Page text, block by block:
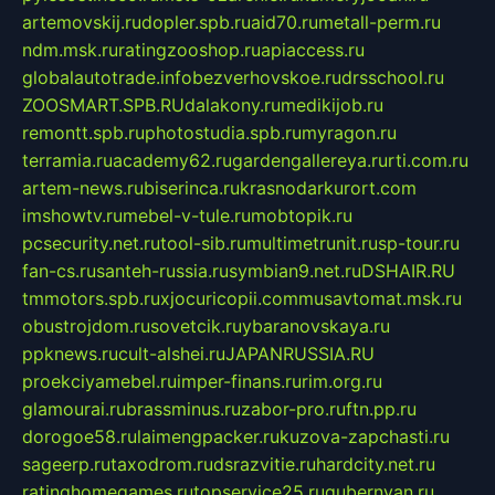
artemovskij.rudopler.spb.ruaid70.rumetall-perm.ru
ndm.msk.ruratingzooshop.ruapiaccess.ru
globalautotrade.infobezverhovskoe.rudrsschool.ru
ZOOSMART.SPB.RUdalakony.rumedikijob.ru
remontt.spb.ruphotostudia.spb.rumyragon.ru
terramia.ruacademy62.rugardengallereya.rurti.com.ru
artem-news.rubiserinca.rukrasnodarkurort.com
imshowtv.rumebel-v-tule.rumobtopik.ru
pcsecurity.net.rutool-sib.rumultimetrunit.rusp-tour.ru
fan-cs.rusanteh-russia.rusymbian9.net.ruDSHAIR.RU
tmmotors.spb.ruxjocuricopii.commusavtomat.msk.ru
obustrojdom.rusovetcik.ruybaranovskaya.ru
ppknews.rucult-alshei.ruJAPANRUSSIA.RU
proekciyamebel.ruimper-finans.rurim.org.ru
glamourai.rubrassminus.ruzabor-pro.ruftn.pp.ru
dorogoe58.rulaimengpacker.rukuzova-zapchasti.ru
sageerp.rutaxodrom.rudsrazvitie.ruhardcity.net.ru